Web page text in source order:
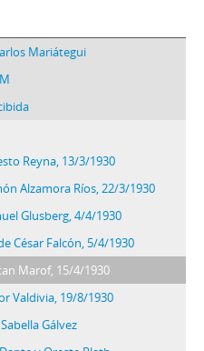
Mariátegui
Reyna, 13/3/1930
Alzamora Ríos, 22/3/1930
Glusberg, 4/4/1930
César Falcón, 5/4/1930
Marof, 15/4/1930
Valdivia, 19/8/1930
Gálvez